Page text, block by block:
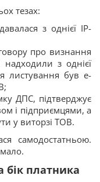
тезах:
з однієї IP-
про визнання
з однієї
листування був e-
ДПС, підтверджує
і підприємцями, а
у виторзі ТОВ.
самодостатньою.
бік платника